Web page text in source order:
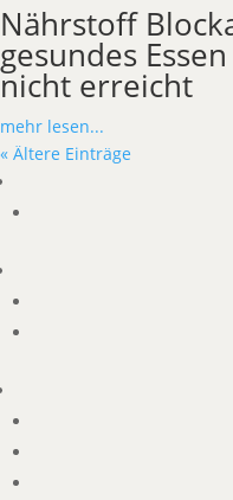
Nährstoff
gesundes
nicht erreicht
mehr lesen...
« Ältere Einträge